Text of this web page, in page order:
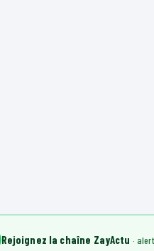
Rejoignez la chaîne ZayActu